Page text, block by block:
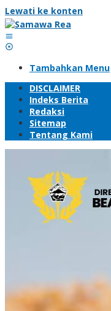
Lewati ke konten
Tambahkan Menu
DISCLAIMER
Indeks Berita
Redaksi
Sitemap
Tentang Kami